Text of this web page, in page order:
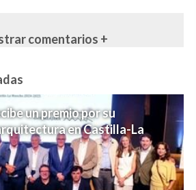
comentarios +
un premio por su
en Castilla-La